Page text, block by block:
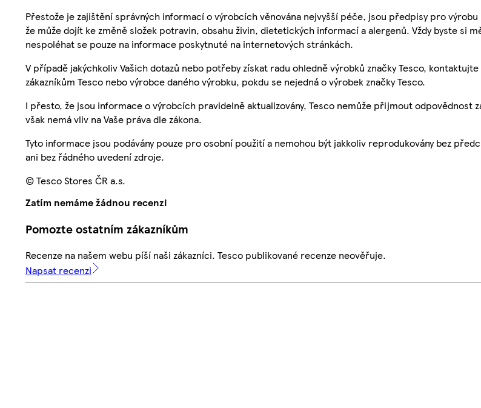
Přestože je zajištění správných informací o výrobcích věnována nejvyšší péče, jsou předpisy pro
že může dojít ke změně složek potravin, obsahu živin, dietetických informací a alergenů. Vždy byste si
nespoléhat se pouze na informace poskytnuté na internetových stránkách.
V případě jakýchkoliv Vašich dotazů nebo potřeby získat radu ohledně výrobků značky Tesco,
zákazníkům Tesco nebo výrobce daného výrobku, pokdu se nejedná o výrobek značky Tesco.
I přesto, že jsou informace o výrobcích pravidelně aktualizovány, Tesco nemůže přijmout odpovědnost
však nemá vliv na Vaše práva dle zákona.
Tyto informace jsou podávány pouze pro osobní použití a nemohou být jakkoliv reprodukovány bez
ani bez řádného uvedení zdroje.
© Tesco Stores ČR a.s.
Zatím nemáme žádnou recenzi
Pomozte ostatním zákazníkům
Recenze na našem webu píší naši zákazníci. Tesco publikované recenze neověřuje.
Napsat recenzi